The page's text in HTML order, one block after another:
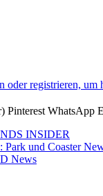
oder registrieren, um
Pinterest WhatsApp
INSIDER
und Coaster
News